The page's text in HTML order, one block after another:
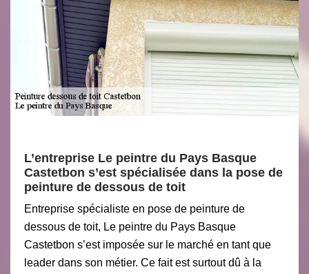
L’entreprise Le peintre du Pays Basque
Castetbon s’est spécialisée dans la pose de
peinture de dessous de toit
Entreprise spécialiste en pose de peinture de
dessous de toit, Le peintre du Pays Basque
Castetbon s’est imposée sur le marché en tant que
leader dans son métier. Ce fait est surtout dû à la